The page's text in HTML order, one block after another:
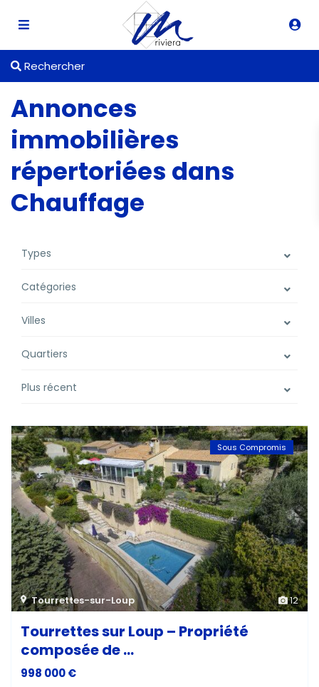
Rechercher
Annonces
immobilières
répertoriées dans
Chauffage
Types
Catégories
Villes
Quartiers
Plus récent
12
Tourrettes-sur-Loup
Sous Compromis
Tourrettes sur Loup – Propriété
composée de ...
998 000 €